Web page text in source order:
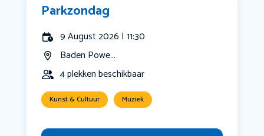
Parkzondag
9 August 2026 | 11:30
Baden Powe...
4 plekken beschikbaar
Kunst & Cultuur Muziek